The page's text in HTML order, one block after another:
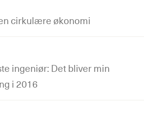
cirkulære økonomi
ingeniør: Det bliver min
i 2016